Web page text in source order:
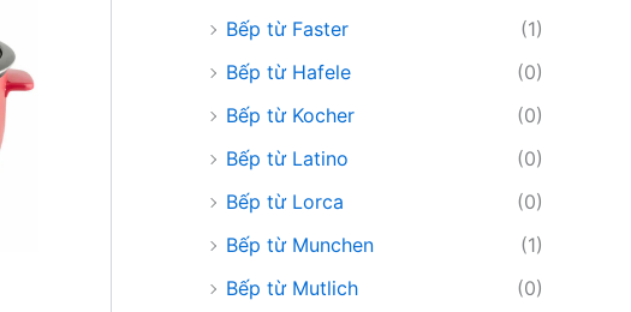
Bếp từ Faster
(1)
Bếp từ Hafele
(0)
Bếp từ Kocher
(0)
Bếp từ Latino
(0)
Bếp từ Lorca
(0)
Bếp từ Munchen
(1)
Bếp từ Mutlich
(0)